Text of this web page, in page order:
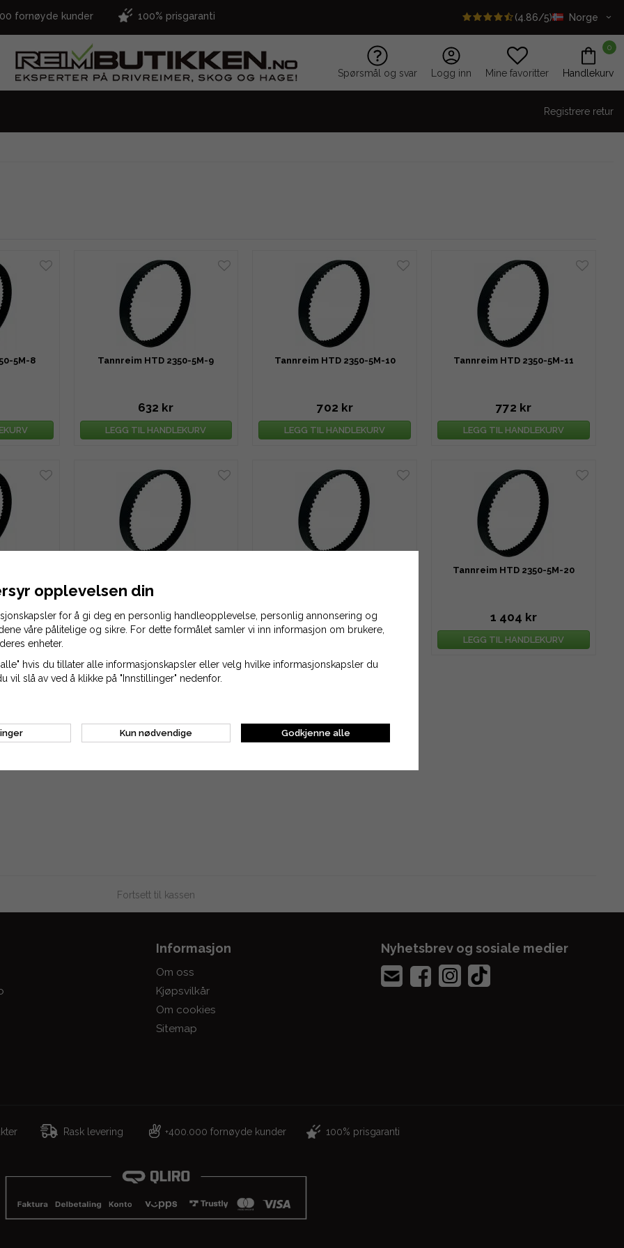
fornøyde kunder 100% prisgaranti (4.86/5) Norge
Spørsmål og svar Logg inn Mine favoritter
0
Handlekurv
Registrere retur
5M-8 Tannreim HTD 2350-5M-9
632 kr
LEGG TIL HANDLEKURV
Tannreim HTD 2350-5M-10
702 kr
LEGG TIL HANDLEKURV
Tannreim HTD 2350-5M-11
772 kr
LEGG TIL HANDLEKURV
983 kr 1 053 kr
Tannreim HTD 2350-5M-20
1 404 kr
LEGG TIL HANDLEKURV
Fortsett til kassen
Informasjon
Om oss
Kjøpsvilkår
Om cookies
Sitemap
Nyhetsbrev og sosiale medier
Rask levering +400.000 fornøyde kunder 100% prisgaranti
opplevelsen din
for å gi deg en personlig handleopplevelse, personlig annonsering og
våre pålitelige og sikre. For dette formålet samler vi inn informasjon om brukere,
enheter.
hvis du tillater alle informasjonskapsler eller velg hvilke informasjonskapsler du
vil slå av ved å klikke på "Innstillinger" nedenfor.
Kun nødvendige Godkjenne alle